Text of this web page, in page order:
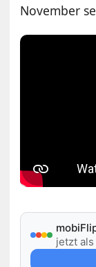
November
jetzt